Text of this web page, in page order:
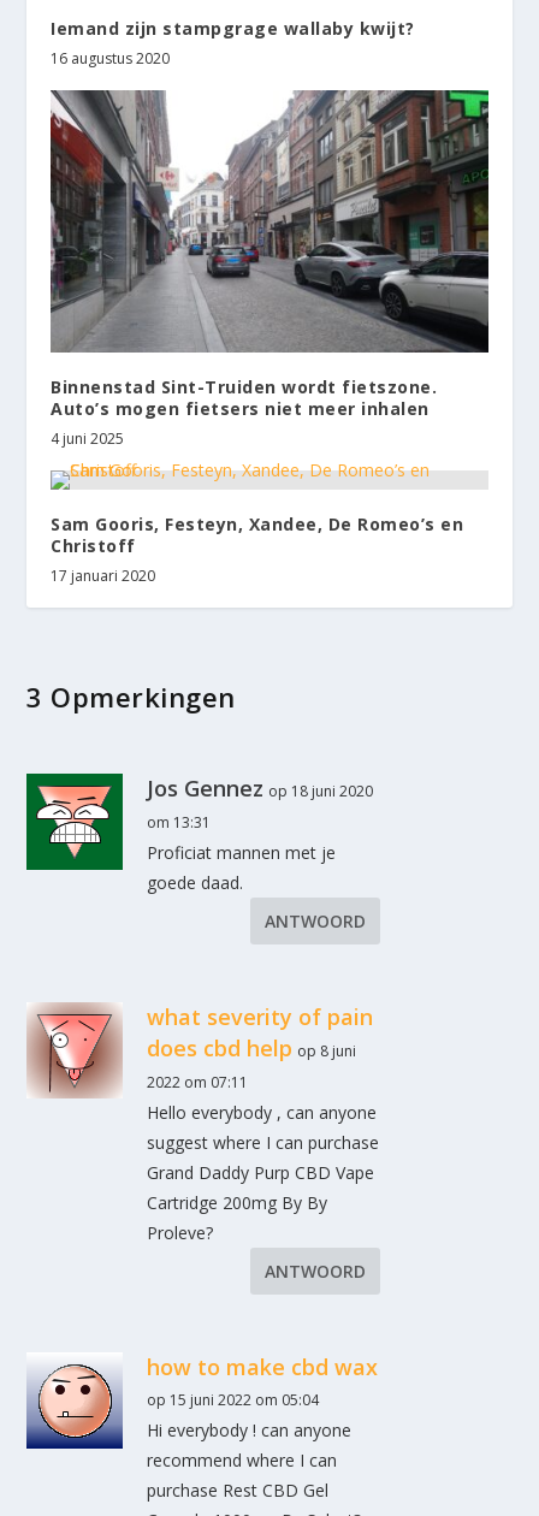
Iemand zijn stampgrage wallaby kwijt?
16 augustus 2020
Binnenstad Sint-Truiden wordt fietszone.
Auto’s mogen fietsers niet meer inhalen
4 juni 2025
Sam Gooris, Festeyn, Xandee, De Romeo’s en
Christoff
17 januari 2020
3 Opmerkingen
Jos Gennez op 18 juni 2020
om 13:31
Proficiat mannen met je
goede daad.
ANTWOORD
what severity of pain
does cbd help op 8 juni
2022 om 07:11
Hello everybody , can anyone
suggest where I can purchase
Grand Daddy Purp CBD Vape
Cartridge 200mg By By
Proleve?
ANTWOORD
how to make cbd wax
op 15 juni 2022 om 05:04
Hi everybody ! can anyone
recommend where I can
purchase Rest CBD Gel